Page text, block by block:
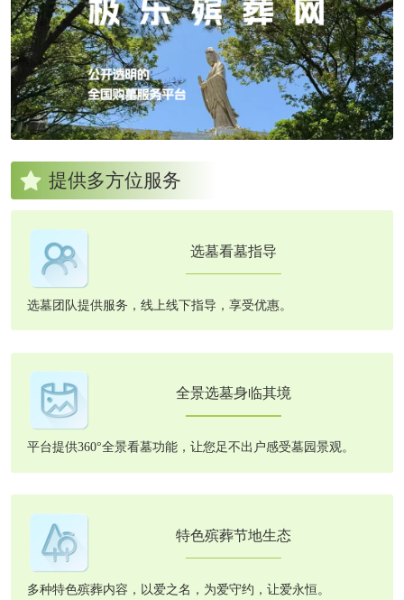
提供多方位服务
选墓看墓指导
选墓团队提供服务，线上线下指导，享受优惠。
全景选墓身临其境
平台提供360°全景看墓功能，让您足不出户感受墓园景观。
特色殡葬节地生态
多种特色殡葬内容，以爱之名，为爱守约，让爱永恒。